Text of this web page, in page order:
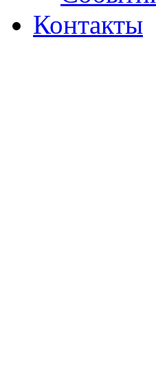
Контакты